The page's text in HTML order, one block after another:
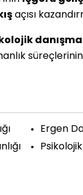
açısı
süreçlerinin
Ergen